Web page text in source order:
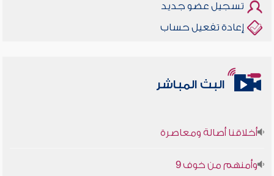
تسجيل عضو جديد
إعادة تفعيل حساب
البث المباشر
أخلاقنا أصالة ومعاصرة
وأمنهم من خوف 9